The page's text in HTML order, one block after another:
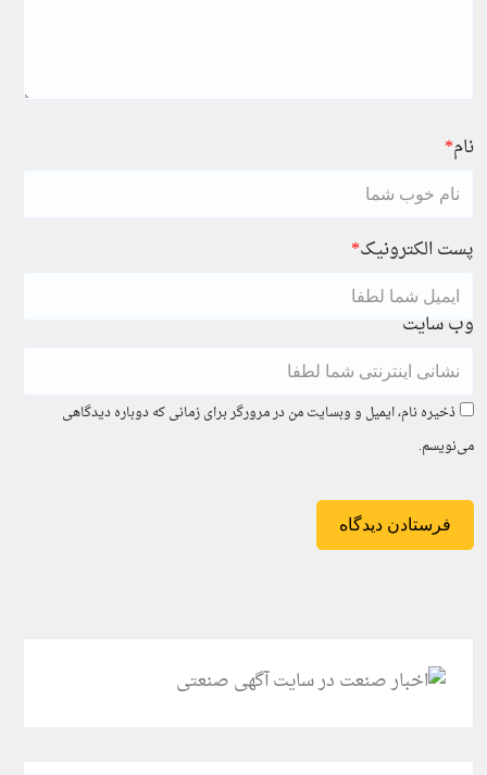
نام*
پست الکترونیک*
وب سایت
ذخیره نام، ایمیل و وبسایت من در مرورگر برای زمانی که دوباره دیدگاهی
می‌نویسم.